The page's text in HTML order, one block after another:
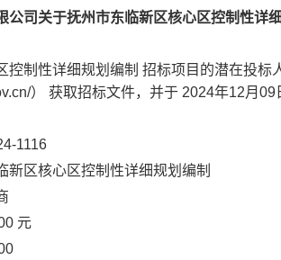
公司关于抚州市东临新区核心区控制性详
控制性详细规划编制 招标项目的潜在投标
） 获取招标文件，并于 2024年12月
1116
新区核心区控制性详细规划编制
元